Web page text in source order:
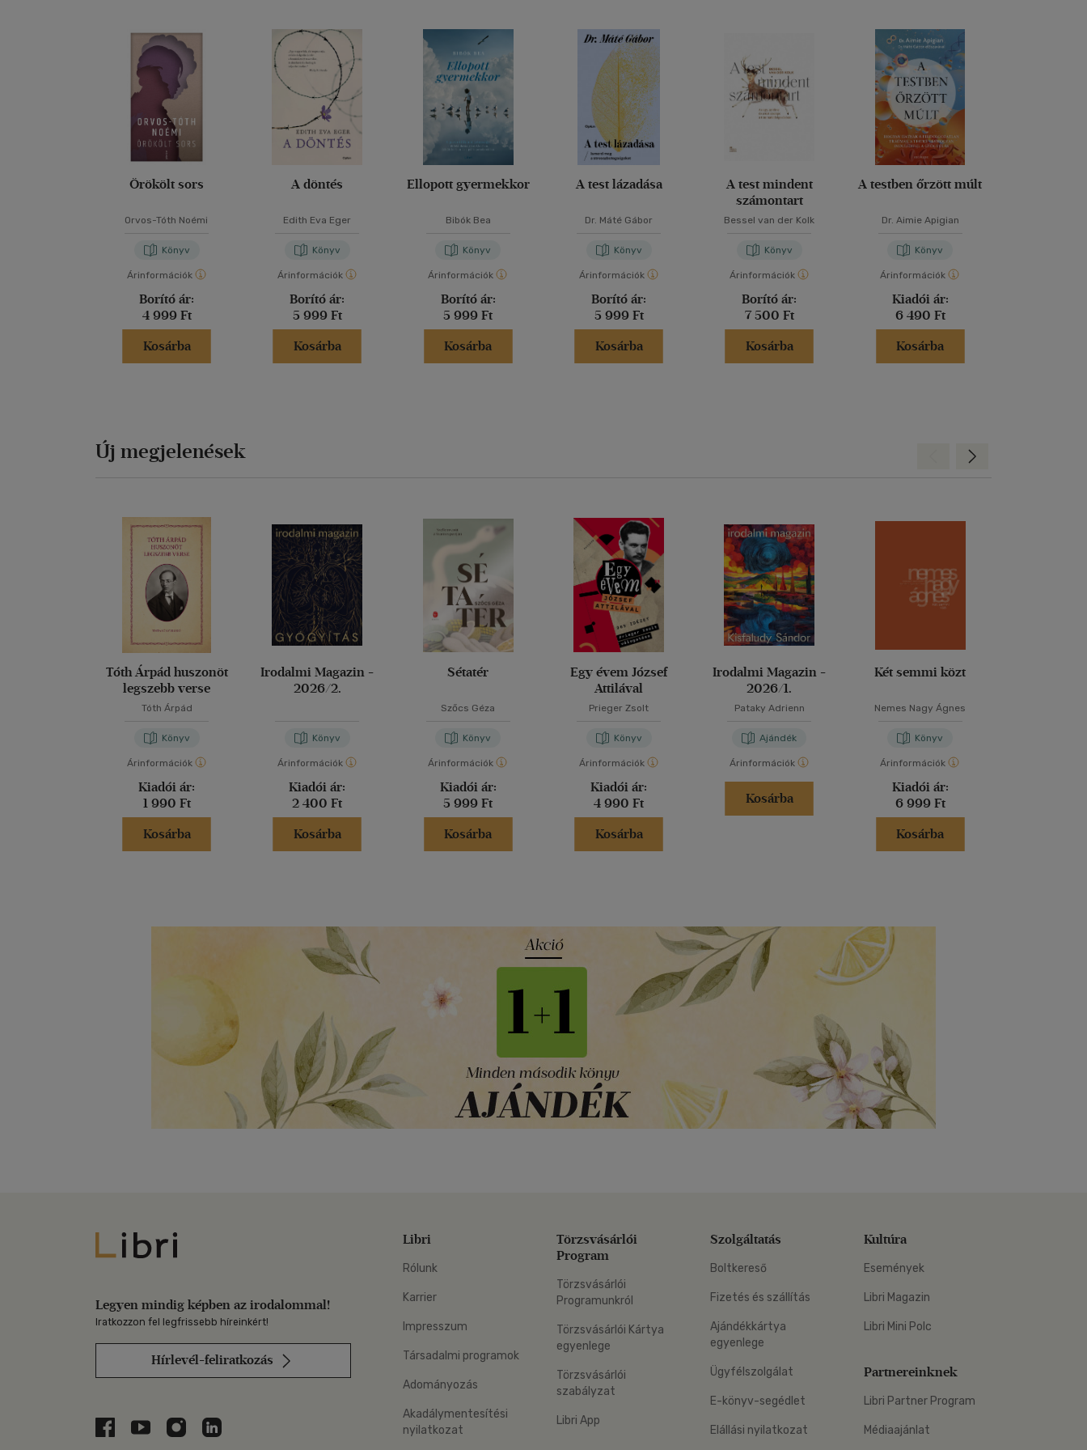
Örökölt sors
Orvos-Tóth Noémi
Könyv
Árinformációk
Borító ár:
4 999 Ft
Kosárba
A döntés
Edith Eva Eger
Könyv
Árinformációk
Borító ár:
5 999 Ft
Kosárba
Ellopott gyermekkor
Bibók Bea
Könyv
Árinformációk
Borító ár:
5 999 Ft
Kosárba
A test lázadása
Dr. Máté Gábor
Könyv
Árinformációk
Borító ár:
5 999 Ft
Kosárba
A test mindent
számontart
Bessel van der Kolk
Könyv
Árinformációk
Borító ár:
7 500 Ft
Kosárba
A testben őrzött múlt
Dr. Aimie Apigian
Könyv
Árinformációk
Kiadói ár:
6 490 Ft
Kosárba
Új megjelenések
Tóth Árpád huszonöt
legszebb verse
Tóth Árpád
Könyv
Árinformációk
Kiadói ár:
1 990 Ft
Kosárba
Irodalmi Magazin -
2026/2.
Könyv
Árinformációk
Kiadói ár:
2 400 Ft
Kosárba
Sétatér
Szőcs Géza
Könyv
Árinformációk
Kiadói ár:
5 999 Ft
Kosárba
Egy évem József
Attilával
Prieger Zsolt
Könyv
Árinformációk
Kiadói ár:
4 990 Ft
Kosárba
Irodalmi Magazin -
2026/1.
Pataky Adrienn
Ajándék
Árinformációk
Kosárba
Két semmi közt
Nemes Nagy Ágnes
Könyv
Árinformációk
Kiadói ár:
6 999 Ft
Kosárba
Előre
Libri
Legyen mindig képben az irodalommal!
Iratkozzon fel legfrissebb híreinkért!
Hírlevél-feliratkozás
Libri a Facebookon
Libri a Youtube-on
Libri az Instagramon
Libri a LinkedInen
Libri
Rólunk
Karrier
Impresszum
Társadalmi programok
Adományozás
Akadálymentesítési
nyilatkozat
Törzsvásárlói
Program
Törzsvásárlói
Programunkról
Törzsvásárlói Kártya
egyenlege
Törzsvásárlói
szabályzat
Libri App
Szolgáltatás
Boltkereső
Fizetés és szállítás
Ajándékkártya
egyenlege
Ügyfélszolgálat
E-könyv-segédlet
Elállási nyilatkozat
Kultúra
Események
Libri Magazin
Libri Mini Polc
Partnereinknek
Libri Partner Program
Médiaajánlat